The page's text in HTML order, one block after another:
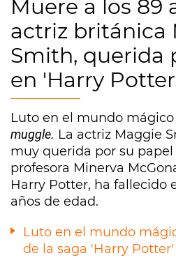
Muere a los 89
actriz británica
Smith, querida
en 'Harry
Luto en el mundo
muggle. La actriz Maggie
muy querida por su
profesora Minerva
Harry Potter, ha fallecido
años de edad.
Luto en el mundo
de la saga 'Harry